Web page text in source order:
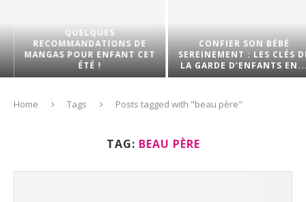
QUELQUES
RECOMMANDATIONS DE
MANGAS POUR ENFANT CET
ÉTÉ !
CONFIER SON BÉBÉ
SEREINEMENT : LES CLÉS DE
LA GARDE D’ENFANTS EN...
Home Tags Posts tagged with "beau père"
TAG: BEAU PÈRE